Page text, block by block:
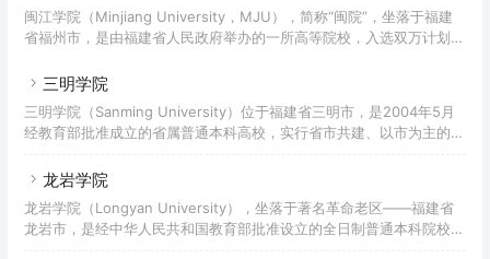
师范专科学校并入更名南平师范学院（本科）；文革期间停办，1978
年经国务院批准复办，1980年改称为南平师范专科学校，1994年改名
闽江学院（Minjiang University，MJU），简称“闽院”，坐落于福建
省福州市，是由福建省人民政府举办的一所高等院校，入选双万计划、
设高校、福建省一流学科建设高校、福建省深化创新创业教育改革示范
准设立的全日制普通高等学校；其前身是原福州师范高等专科学校（创
办于1958年）和原闽江职业大学（创办于1984年），2010年，福建音
三明学院
三明学院（Sanming University）位于福建省三明市，是2004年5月
经教育部批准成立的省属普通本科高校，实行省市共建、以市为主的管
学校，于2000年10月由三明师范高等专科学校、三明职业大学、三明
范学堂。2012年6月通过教育部本科教学工作合格评估。2018年1月学
校新增为福建省2018-2020年硕士学位授予培育单位立项建设单位。
龙岩学院
龙岩学院（Longyan University），坐落于著名革命老区——福建省
龙岩市，是经中华人民共和国教育部批准设立的全日制普通本科院校，